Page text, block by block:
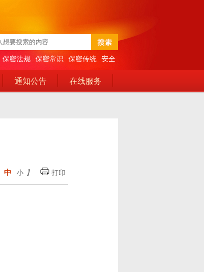
保密法规 保密常识 保密传统 安全
通知公告 在线服务
中 小 】 打印